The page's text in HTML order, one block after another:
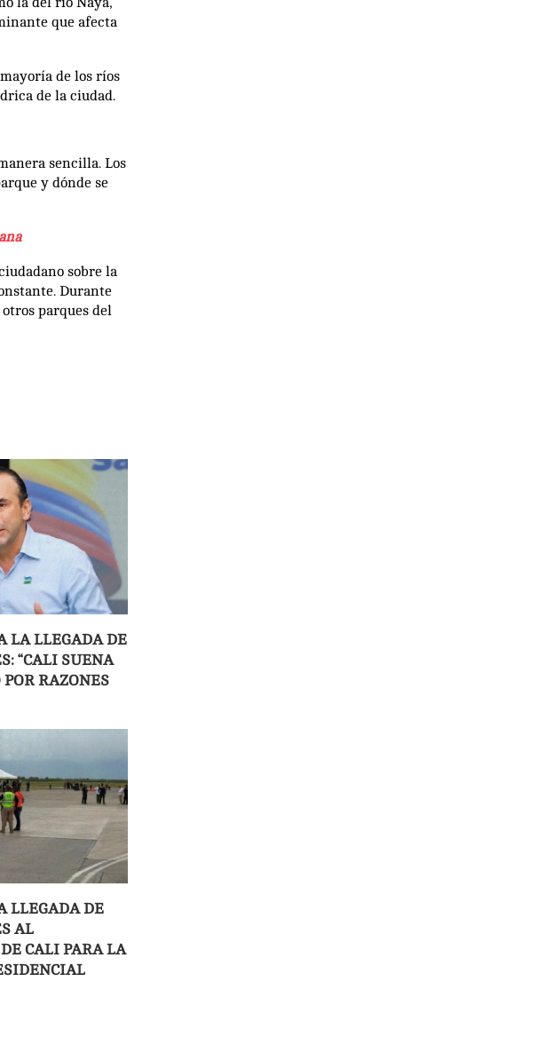
que afecta
de los ríos
de la ciudad.
sencilla. Los
y dónde se
sobre la
Durante
parques del
LA LLEGADA DE
“CALI SUENA
RAZONES
LLEGADA DE
AL
CALI PARA LA